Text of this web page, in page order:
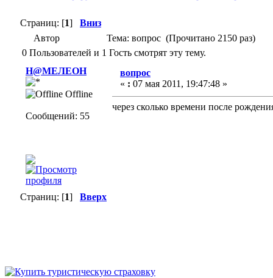
Страниц: [1] Вниз
Автор
Тема: вопрос (Прочитано 2150 раз)
0 Пользователей и 1 Гость смотрят эту тему.
H@MEЛEOH
Offline
Сообщений: 55
вопрос
« : 07 мая 2011, 19:47:48 »
через сколько времени после
Страниц: [1] Вверх